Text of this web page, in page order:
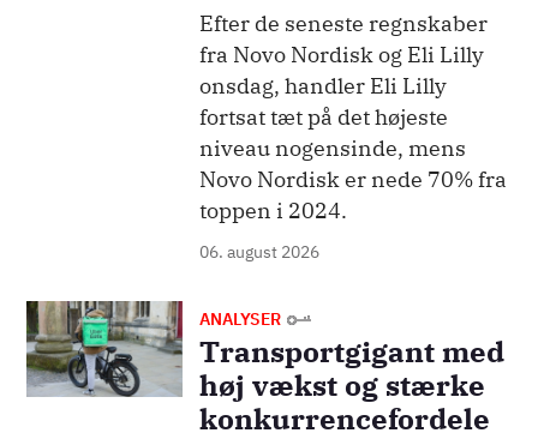
Efter de seneste regnskaber
fra Novo Nordisk og Eli Lilly
onsdag, handler Eli Lilly
fortsat tæt på det højeste
niveau nogensinde, mens
Novo Nordisk er nede 70% fra
toppen i 2024.
06. august 2026
Billede ANALYSER
Transportgigant med
høj vækst og stærke
konkurrencefordele